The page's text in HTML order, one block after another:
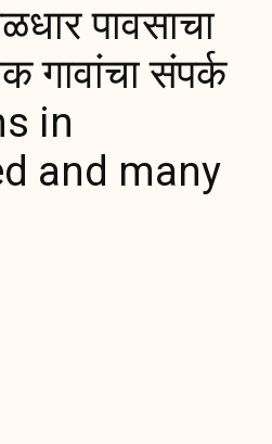
पावसाचा
गावांचा संपर्क
in
and many